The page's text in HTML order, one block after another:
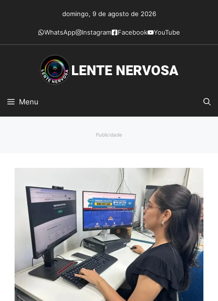
conteúdo
domingo, 9 de agosto de 2026
WhatsApp Instagram Facebook YouTube
Menu
Publicidade